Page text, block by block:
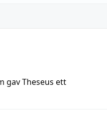
gav Theseus ett